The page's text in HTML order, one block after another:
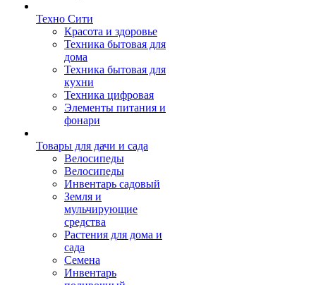
Техно Сити
Красота и здоровье
Техника бытовая для
дома
Техника бытовая для
кухни
Техника цифровая
Элементы питания и
фонари
Товары для дачи и сада
Велосипеды
Велосипеды
Инвентарь садовый
Земля и
мульчирующие
средства
Растения для дома и
сада
Семена
Инвентарь